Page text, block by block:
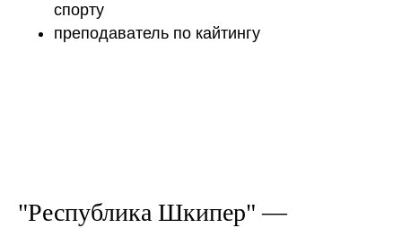
спорту
преподаватель по кайтингу
"Республика Шкипер" —